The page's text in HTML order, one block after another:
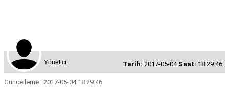
Yönetici Tarih: 2017-05-04 Saat: 18:29:46
Güncelleme : 2017-05-04 18:29:46